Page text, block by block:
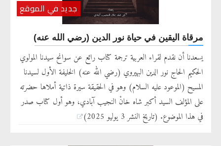
جديد في الموقع
مرقاة اليقين في حياة نور الدين (رضي الله عنه)
يسعدنا أن نقدم لقراء العربية ترجمة كتاب رائع عن سوانح سيدنا المولوي
الحكيم الحاج نور الدين البهيروي (رضي الله عنه) الخليفة الأول لسيدنا
المسيح (الموعود عليه السلام) وهو في الحقيقة سيرة ذاتية أملاها حضرته
على المؤلف السيد أكبر شاه خانْ النجيب آبادي، وهو أول كتاب صدر
في هذا الموضوع. (تاريخ النشر 3 يوليو 2025)